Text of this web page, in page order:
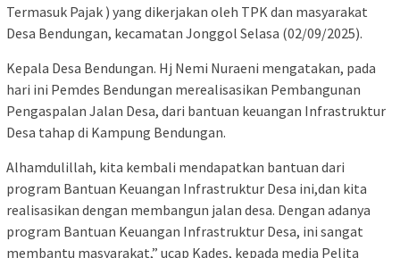
Termasuk Pajak ) yang dikerjakan oleh TPK dan masyarakat
Desa Bendungan, kecamatan Jonggol Selasa (02/09/2025).
Kepala Desa Bendungan. Hj Nemi Nuraeni mengatakan, pada
hari ini Pemdes Bendungan merealisasikan Pembangunan
Pengaspalan Jalan Desa, dari bantuan keuangan Infrastruktur
Desa tahap di Kampung Bendungan.
Alhamdulillah, kita kembali mendapatkan bantuan dari
program Bantuan Keuangan Infrastruktur Desa ini,dan kita
realisasikan dengan membangun jalan desa. Dengan adanya
program Bantuan Keuangan Infrastruktur Desa, ini sangat
membantu masyarakat,” ucap Kades, kepada media Pelita